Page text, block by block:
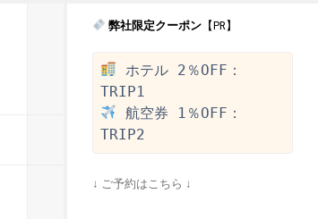
弊社限定クーポン【PR】
ホテル 2％OFF：
航空券 1％OFF：
↓ ご予約はこちら ↓